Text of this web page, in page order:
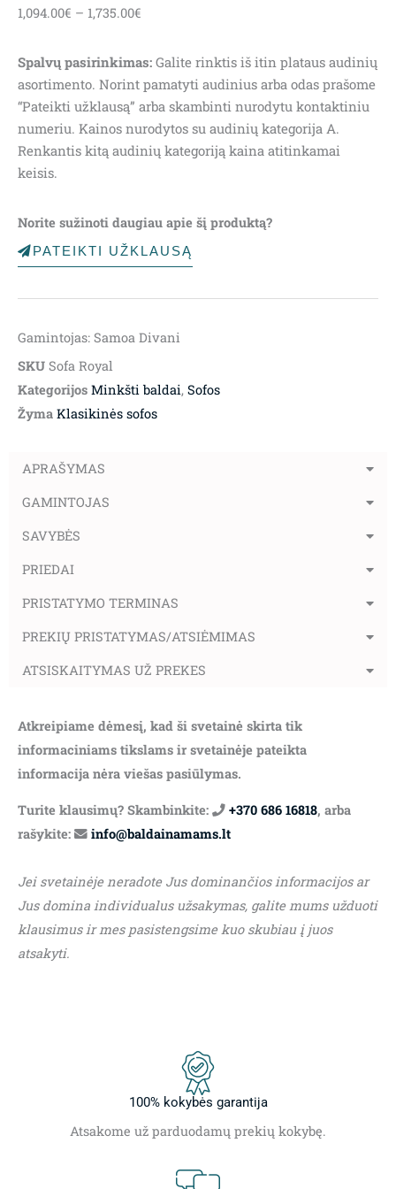
1,094.00€ – 1,735.00€
through
1,735.00€
Spalvų pasirinkimas: Galite rinktis iš itin plataus audinių
asortimento. Norint pamatyti audinius arba odas prašome
“Pateikti užklausą” arba skambinti nurodytu kontaktiniu
numeriu. Kainos nurodytos su audinių kategorija A.
Renkantis kitą audinių kategoriją kaina atitinkamai
keisis.
Norite sužinoti daugiau apie šį produktą?
PATEIKTI UŽKLAUSĄ
Gamintojas: Samoa Divani
SKU Sofa Royal
Kategorijos Minkšti baldai, Sofos
Žyma Klasikinės sofos
APRAŠYMAS
GAMINTOJAS
SAVYBĖS
PRIEDAI
PRISTATYMO TERMINAS
PREKIŲ PRISTATYMAS/ATSIĖMIMAS
ATSISKAITYMAS UŽ PREKES
Atkreipiame dėmesį, kad ši svetainė skirta tik
informaciniams tikslams ir svetainėje pateikta
informacija nėra viešas pasiūlymas.
Turite klausimų? Skambinkite: +370 686 16818, arba
rašykite:
info@baldainamams.lt
Jei svetainėje neradote Jus dominančios informacijos ar
Jus domina individualus užsakymas, galite mums užduoti
klausimus ir mes pasistengsime kuo skubiau į juos
atsakyti.
100% kokybės garantija
Atsakome už parduodamų prekių kokybę.